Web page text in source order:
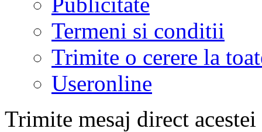
Termeni si conditii
Trimite o cerere la
Useronline
Trimite mesaj direct